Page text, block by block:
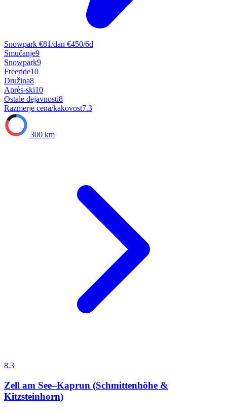
Snowpark €81/dan €450/6d
Smučanje9
Snowpark9
Freeride10
Družina8
Après-ski10
Ostale dejavnosti8
Razmerje cena/kakovost7.3
300 km
8.3
Zell am See–Kaprun (Schmittenhöhe &
Kitzsteinhorn)